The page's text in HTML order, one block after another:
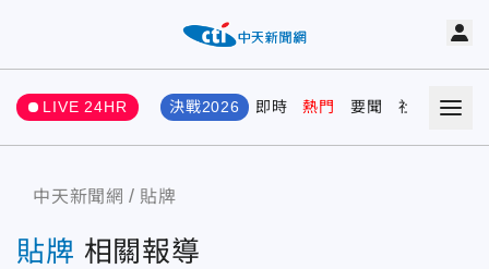
LIVE 24HR 決戰2026 即時 熱門 要聞 社會 娛樂
中天新聞網 貼牌
貼牌 相關報導